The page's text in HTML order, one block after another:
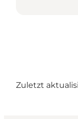
Zuletzt